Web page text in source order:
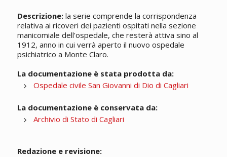
Descrizione:la serie comprende la corrispondenza
relativa ai ricoveri dei pazienti ospitati nella sezione
manicomiale dell'ospedale, che resterà attiva sino al
1912, anno in cui verrà aperto il nuovo ospedale
psichiatrico a Monte Claro.
La documentazione è stata prodotta da:
Ospedale civile San Giovanni di Dio di Cagliari
La documentazione è conservata da:
Archivio di Stato di Cagliari
Redazione e revisione: